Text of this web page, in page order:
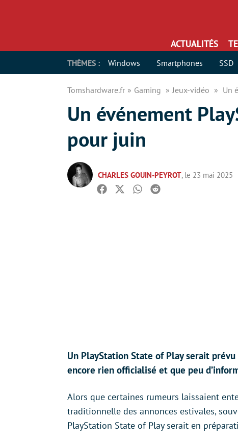
ACTUALITÉS
THÈMES : Windows Smartphones SSD
Tomshardware.fr Gaming Jeux-vidéo Un
Un événement
pour juin
CHARLES GOUIN-PEYROT, le 23 mai 2025
Facebook
TwitterWhatsapp
Reddit
Un PlayStation State of Play serait
encore rien officialisé et que peu
Alors que certaines rumeurs laissaient
traditionnelle des annonces estivales,
PlayStation State of Play serait en